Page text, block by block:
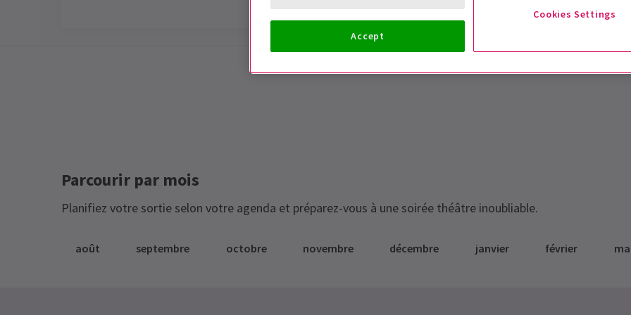
CE SPECTACLE EST DÉSORMAIS FERMÉ
Parcourir par mois
Planifiez votre sortie selon votre agenda et préparez-vous à une soirée théâtre inoubliable.
août septembre octobre novembre décembre janvier février
Cookies Settings
Accept